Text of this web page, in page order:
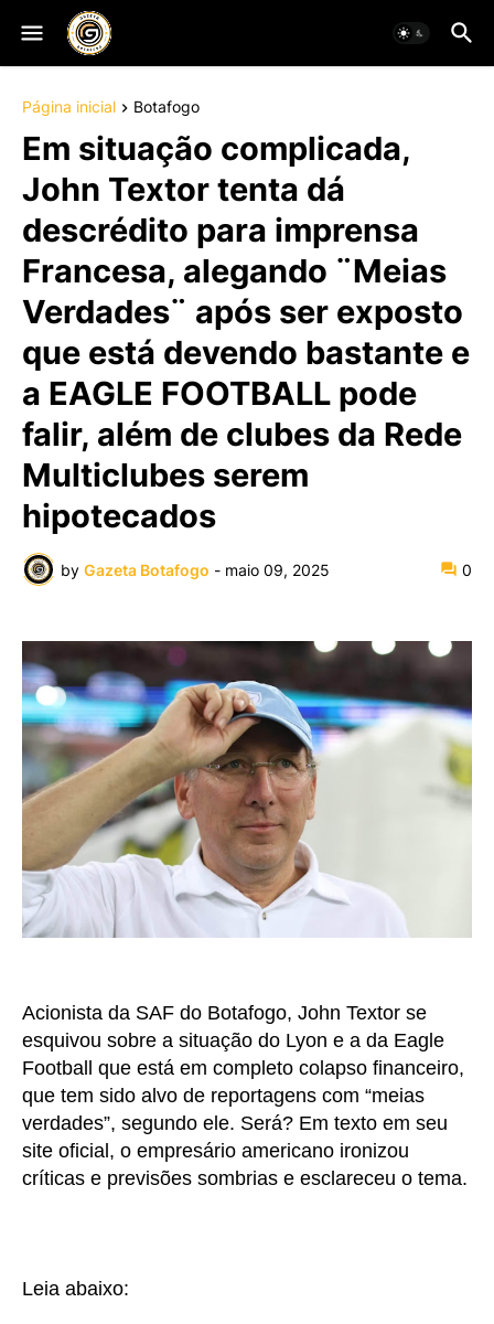
Página inicial Botafogo
Em situação complicada,
John Textor tenta dá
descrédito para imprensa
Francesa, alegando ¨Meias
Verdades¨ após ser exposto
que está devendo bastante e
a EAGLE FOOTBALL pode
falir, além de clubes da Rede
Multiclubes serem
hipotecados
by Gazeta Botafogo - maio 09, 2025 0
Acionista da SAF do Botafogo, John Textor se
esquivou sobre a situação do Lyon e a da Eagle
Football que está em completo colapso financeiro,
que tem sido alvo de reportagens com “meias
verdades”, segundo ele. Será? Em texto em seu
site oficial, o empresário americano ironizou
críticas e previsões sombrias e esclareceu o tema.
Leia abaixo: